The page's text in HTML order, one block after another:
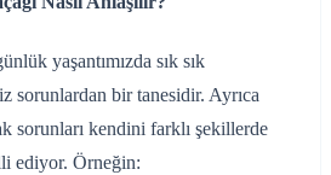
yaşantımızda sık sık
sorunlardan bir tanesidir. Ayrıca
sorunları kendini farklı şekillerde
ediyor. Örneğin: